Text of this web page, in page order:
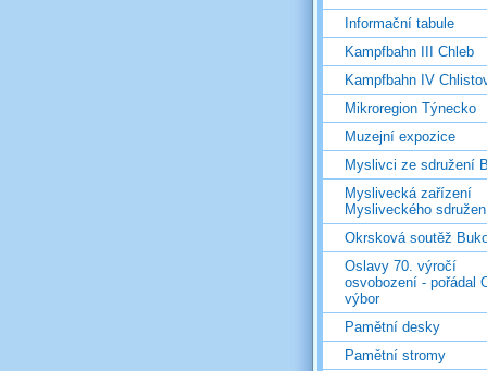
Informační tabule
Kampfbahn III Chleb
Kampfbahn IV
Mikroregion Týnecko
Muzejní expozice
Myslivci ze sdružení
Myslivecká zařízení
Mysliveckého
Okrsková soutěž
Oslavy 70. výročí
osvobození - pořádal
výbor
Pamětní desky
Pamětní stromy